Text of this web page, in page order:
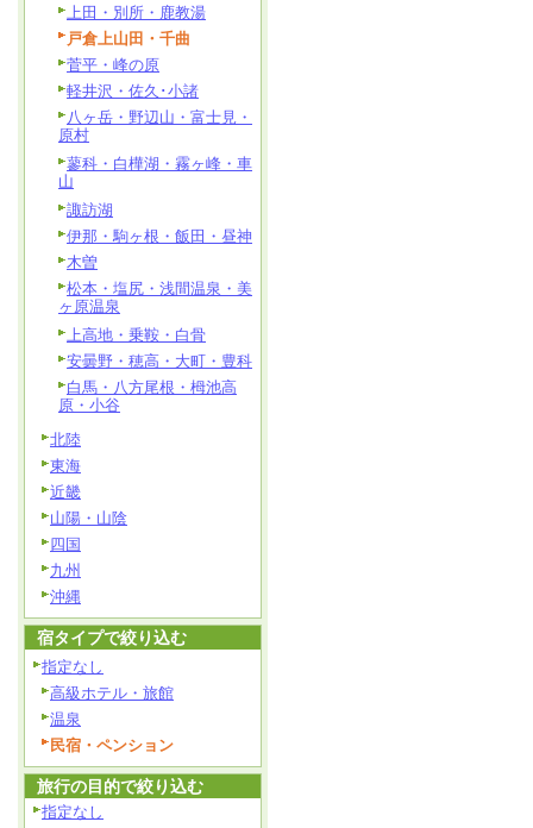
上田・別所・鹿教湯
戸倉上山田・千曲
菅平・峰の原
軽井沢・佐久･小諸
八ヶ岳・野辺山・富士見・
原村
蓼科・白樺湖・霧ヶ峰・車
山
諏訪湖
伊那・駒ヶ根・飯田・昼神
木曽
松本・塩尻・浅間温泉・美
ヶ原温泉
上高地・乗鞍・白骨
安曇野・穂高・大町・豊科
白馬・八方尾根・栂池高
原・小谷
北陸
東海
近畿
山陽・山陰
四国
九州
沖縄
宿タイプで絞り込む
指定なし
高級ホテル・旅館
温泉
民宿・ペンション
旅行の目的で絞り込む
指定なし